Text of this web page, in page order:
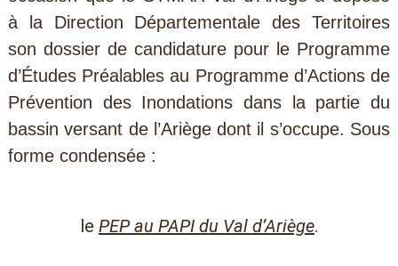
à la Direction Départementale des Territoires
son dossier de candidature pour le Programme
d’Études Préalables au Programme d’Actions de
Prévention des Inondations dans la partie du
bassin versant de l’Ariège dont il s’occupe. Sous
forme condensée :
le PEP au PAPI du Val d’Ariège.